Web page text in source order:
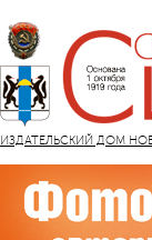
ИЗДАТЕЛЬСКИЙ ДОМ